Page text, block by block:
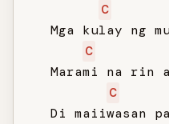
C
Mga kulay ng
C
Marami na rin
C
Di maiiwasan